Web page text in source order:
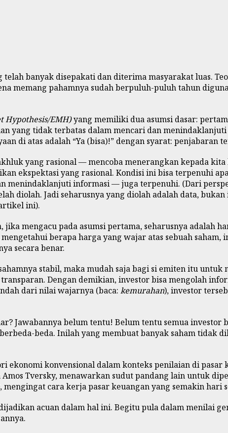
banyak disepakati dan diterima masyarakat luas.
memang pahamnya sudah berpuluh-puluh tahun
Hypothesis/EMH)yang memiliki dua asumsi dasar:
yang tidak terbatas dalam mencari dan
di atas adalah “Ya (bisa)!” dengan syarat: penjabaran
yang rasional — mencoba menerangkan kepada
ekspektasi yang rasional. Kondisi ini bisa terpenuhi
menindaklanjuti informasi — juga terpenuhi. (Dari
diolah. Jadi seharusnya yang diolah adalah data,
ini).
jika mengacu pada asumsi pertama, seharusnya adalah
berapa harga yang wajar atas sebuah
secara benar.
stabil, maka mudah saja bagi si emiten itu
Dengan demikian, investor bisa mengolah
dari nilai wajarnya (baca: kemurahan), investor
Jawabannya belum tentu! Belum tentu semua
beda. Inilah yang membuat banyak saham tidak
konvensional dalam konteks penilaian di pasar
Tversky, menawarkan sudut pandang lain untuk
cara kerja pasar keuangan yang semakin hari
acuan dalam hal ini. Begitu pula dalam menilai